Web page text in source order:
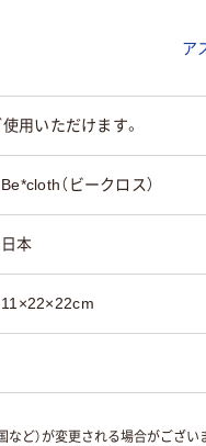
ア
用いただけます。
Be*cloth（ビークロス）
日本
11×22×22cm
など）が変更される場合がござ